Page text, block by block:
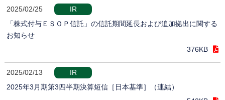
2025/02/25
IR
「株式付与ＥＳＯＰ信託」の信託期間延長および追加拠出に関する
お知らせ
376KB
2025/02/13
IR
2025年3月期第3四半期決算短信［日本基準］（連結）